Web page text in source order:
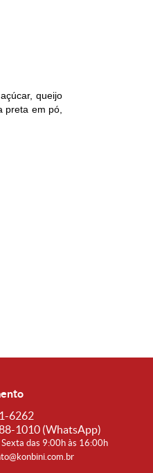
queijo
preta em pó,
6262
1010 (WhatsApp)
Sexta das 9:00h às 16:00h